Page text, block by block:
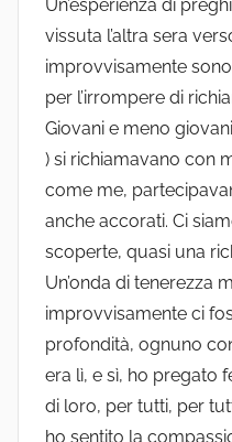
Un’esperienza di
vissuta l’altra sera
improvvisamente
per l’irrompere di
Giovani e meno
) si richiamavano con
come me,
anche accorati. Ci
scoperte, quasi una
Un’onda di tenerezza
improvvisamente ci
profondità, ognuno
era lì, e sì, ho pregato
di loro, per tutti, per
ho sentito la